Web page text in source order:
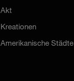
Akt
Kreationen
Amerikanische Städte